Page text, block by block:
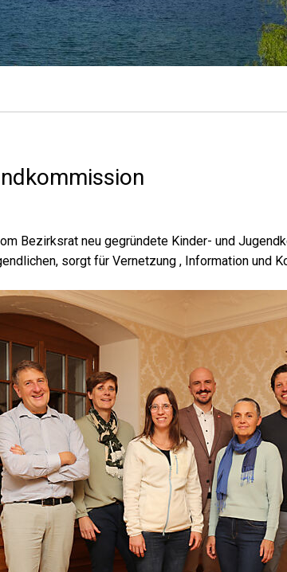
Bezirksrat neu gegründete Kinder- und
sorgt für Vernetzung , Information und